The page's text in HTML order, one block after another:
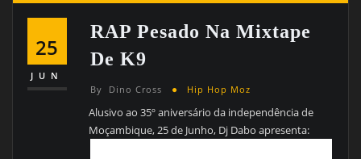
25
JUN
RAP Pesado Na Mixtape
De K9
By Dino Cross Hip Hop Moz
Alusivo ao 35º aniversário da independência de
Moçambique, 25 de Junho, Dj Dabo apresenta: